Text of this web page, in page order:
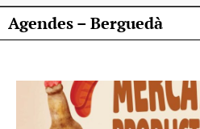
Agendes – Berguedà